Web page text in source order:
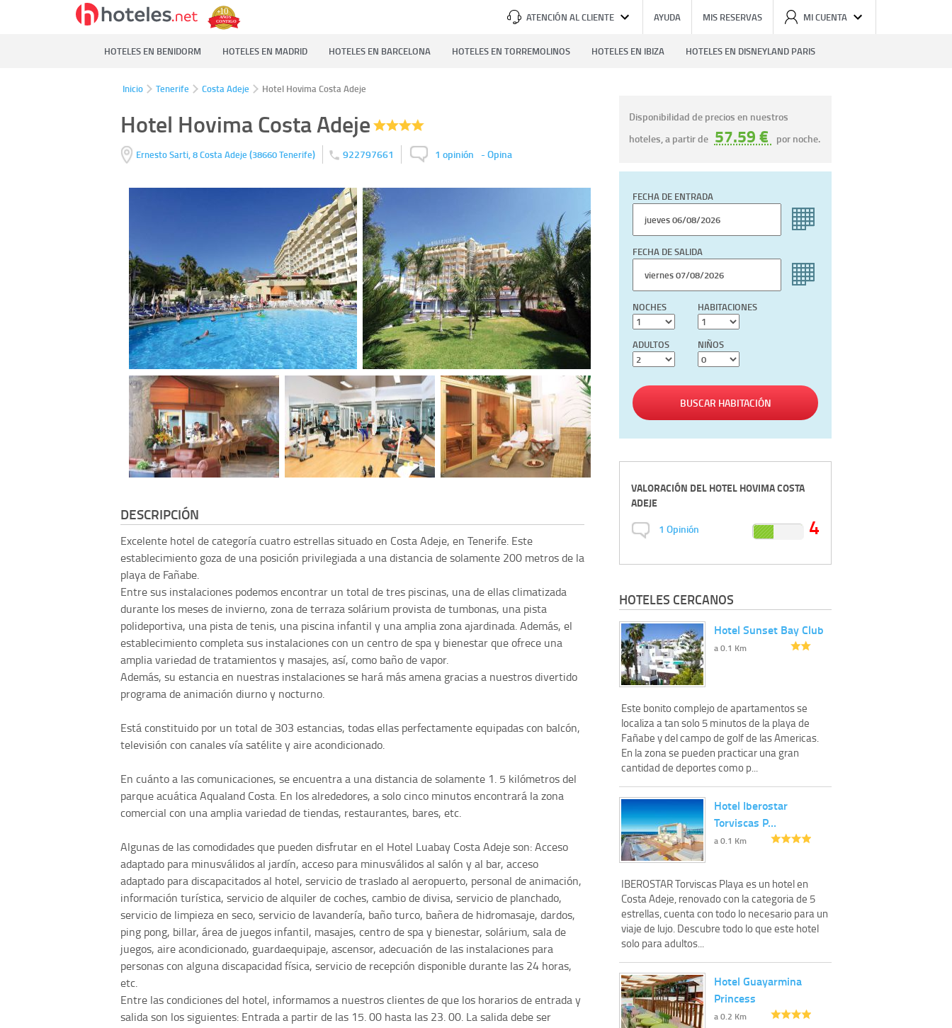
ATENCIÓN AL CLIENTE AYUDA MIS RESERVAS MI CUENTA
HOTELES EN BENIDORM HOTELES EN MADRID HOTELES EN BARCELONA HOTELES EN TORREMOLINOS HOTELES EN IBIZA HOTELES EN DISNEYLAND PARIS
Inicio Tenerife Costa Adeje Hotel Hovima Costa Adeje
Hotel Hovima Costa Adeje
Ernesto Sarti, 8Costa Adeje (38660Tenerife) 922797661 1 opinión -Opina
DESCRIPCIÓN
Excelente hotel de categoría cuatro estrellas situado en Costa Adeje, en Tenerife. Este
establecimiento goza de una posición privilegiada a una distancia de solamente 200 metros de la
playa de Fañabe.
Entre sus instalaciones podemos encontrar un total de tres piscinas, una de ellas climatizada
durante los meses de invierno, zona de terraza solárium provista de tumbonas, una pista
polideportiva, una pista de tenis, una piscina infantil y una amplia zona ajardinada. Además, el
establecimiento completa sus instalaciones con un centro de spa y bienestar que ofrece una
amplia variedad de tratamientos y masajes, así, como baño de vapor.
Además, su estancia en nuestras instalaciones se hará más amena gracias a nuestros divertido
programa de animación diurno y nocturno.
Está constituido por un total de 303 estancias, todas ellas perfectamente equipadas con balcón,
televisión con canales vía satélite y aire acondicionado.
En cuánto a las comunicaciones, se encuentra a una distancia de solamente 1. 5 kilómetros del
parque acuática Aqualand Costa. En los alrededores, a solo cinco minutos encontrará la zona
comercial con una amplia variedad de tiendas, restaurantes, bares, etc.
Algunas de las comodidades que pueden disfrutar en el Hotel Luabay Costa Adeje son: Acceso
adaptado para minusválidos al jardín, acceso para minusválidos al salón y al bar, acceso
adaptado para discapacitados al hotel, servicio de traslado al aeropuerto, personal de animación,
información turística, servicio de alquiler de coches, cambio de divisa, servicio de planchado,
servicio de limpieza en seco, servicio de lavandería, baño turco, bañera de hidromasaje, dardos,
ping pong, billar, área de juegos infantil, masajes, centro de spa y bienestar, solárium, sala de
juegos, aire acondicionado, guardaequipaje, ascensor, adecuación de las instalaciones para
personas con alguna discapacidad física, servicio de recepción disponible durante las 24 horas,
etc.
Entre las condiciones del hotel, informamos a nuestros clientes de que los horarios de entrada y
salida son los siguientes: Entrada a partir de las 15. 00 hasta las 23. 00. La salida debe ser
Disponibilidad de precios en nuestros
hoteles, a partir de 57.59 € por noche.
FECHA DE ENTRADA
FECHA DE SALIDA
NOCHES HABITACIONES
ADULTOS NIÑOS
BUSCAR HABITACIÓN
VALORACIÓN DELHOTEL HOVIMA COSTA
ADEJE
1 Opinión 4
HOTELES CERCANOS
Hotel Sunset Bay Club
a 0.1 Km
Este bonito complejo de apartamentos se
localiza a tan solo 5 minutos de la playa de
Fañabe y del campo de golf de las Americas.
En la zona se pueden practicar una gran
cantidad de deportes como p...
Hotel Iberostar
Torviscas P…
a 0.1 Km
IBEROSTAR Torviscas Playa es un hotel en
Costa Adeje, renovado con la categoria de 5
estrellas, cuenta con todo lo necesario para un
viaje de lujo. Descubre todo lo que este hotel
solo para adultos...
Hotel Guayarmina
Princess
a 0.2 Km